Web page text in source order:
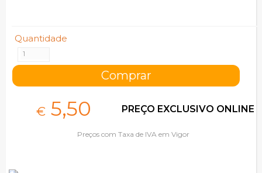
Quantidade
€ 5,50 PREÇO EXCLUSIVO ONLINE
Preços com Taxa de IVA em Vigor